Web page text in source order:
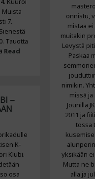
Muista
7.
Tauotta
Read
onnistu,
mistää
muitakin
Levystä
Paskaa
nimikin.
missä
Jounilla
2011 ja
tossa
yksikään
Mutta ne
alla ja
–
K-
Klubi.
osa